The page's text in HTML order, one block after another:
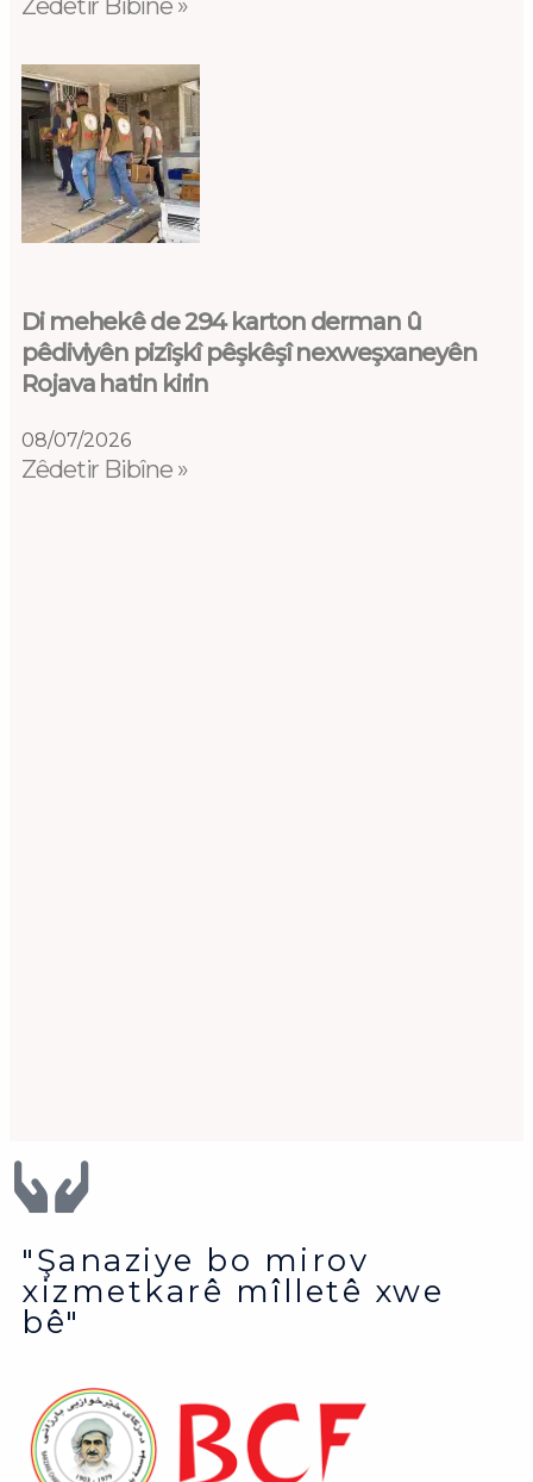
Zêdetir Bibîne »
Di mehekê de 294 karton derman û
pêdiviyên pizîşkî pêşkêşî nexweşxaneyên
Rojava hatin kirin
08/07/2026
Zêdetir Bibîne »
"Şanaziye bo mirov
xizmetkarê mîlletê xwe
bê"